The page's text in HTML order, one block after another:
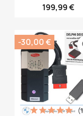
199,99 €
-30,00 €